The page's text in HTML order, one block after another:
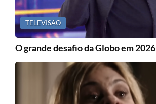
TELEVISÃO
O grande desafio da Globo em 2026